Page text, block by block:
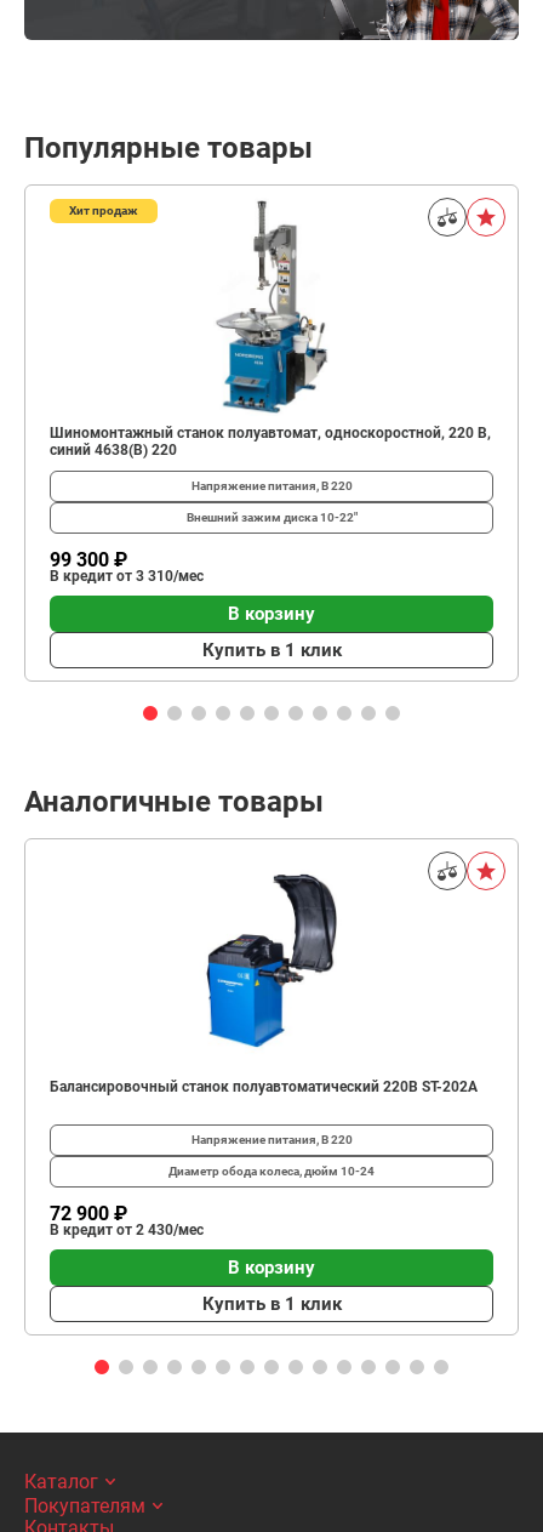
Популярные товары
Хит продаж
Шиномонтажный станок полуавтомат, односкоростной, 220 В,
синий 4638(B) 220
Напряжение питания, В220
Внешний зажим диска10-22"
99 300 ₽
В кредит от 3 310/мес
В корзину
Купить в 1 клик
Аналогичные товары
Балансировочный станок полуавтоматический 220В ST-202A
Напряжение питания, В220
Диаметр обода колеса, дюйм 10-24
72 900 ₽
В кредит от 2 430/мес
В корзину
Купить в 1 клик
Каталог
Покупателям